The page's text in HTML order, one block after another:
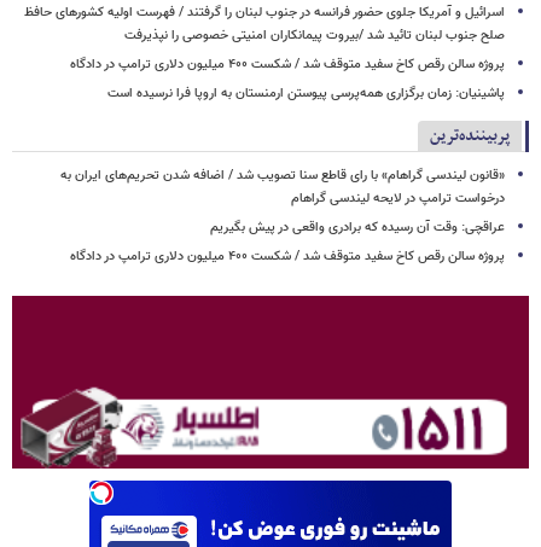
اسرائیل و آمریکا جلوی حضور فرانسه در جنوب لبنان را گرفتند / فهرست اولیه کشورهای حافظ
صلح جنوب لبنان تائید شد /بیروت پیمانکاران امنیتی خصوصی را نپذیرفت
پروژه سالن رقص کاخ سفید متوقف شد / شکست ۴۰۰ میلیون دلاری ترامپ در دادگاه
پاشینیان: زمان برگزاری همه‌پرسی پیوستن ارمنستان به اروپا فرا نرسیده است
پربیننده‌ترین
«قانون لیندسی گراهام» با رای قاطع سنا تصویب شد / اضافه شدن تحریم‌های ایران به
درخواست ترامپ در لایحه لیندسی گراهام
عراقچی: وقت آن رسیده که برادری واقعی در پیش بگیریم
پروژه سالن رقص کاخ سفید متوقف شد / شکست ۴۰۰ میلیون دلاری ترامپ در دادگاه